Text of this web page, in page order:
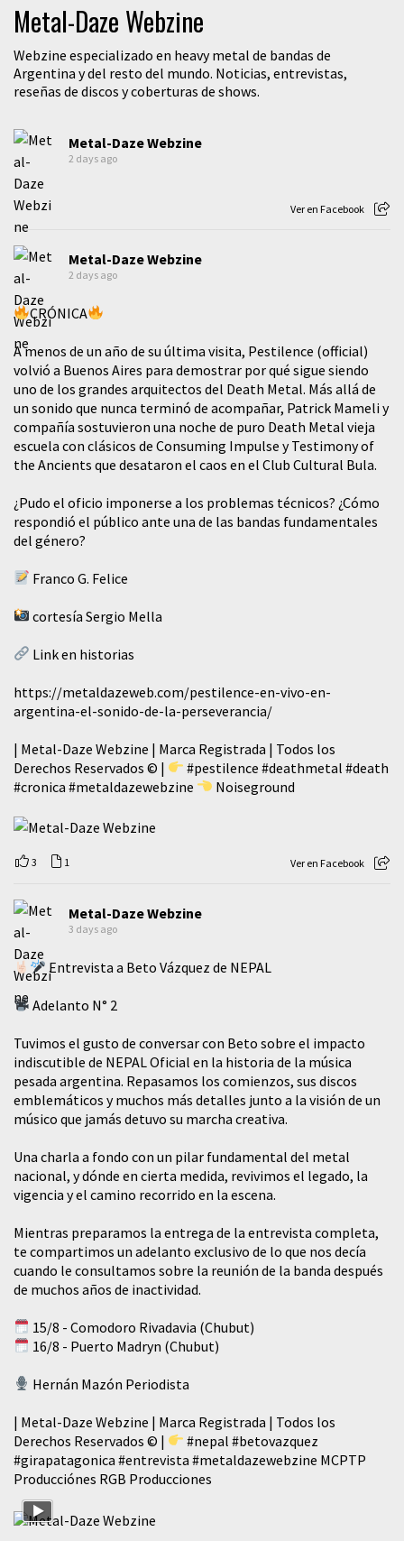
Metal-Daze Webzine
Webzine especializado en heavy metal de bandas de
Argentina y del resto del mundo. Noticias, entrevistas,
reseñas de discos y coberturas de shows.
Metal-Daze Webzine
2 days ago
Ver en Facebook
Metal-Daze Webzine
2 days ago
CRÓNICA
A menos de un año de su última visita, Pestilence (official)
volvió a Buenos Aires para demostrar por qué sigue siendo
uno de los grandes arquitectos del Death Metal. Más allá de
un sonido que nunca terminó de acompañar, Patrick Mameli y
compañía sostuvieron una noche de puro Death Metal vieja
escuela con clásicos de Consuming Impulse y Testimony of
the Ancients que desataron el caos en el Club Cultural Bula.
¿Pudo el oficio imponerse a los problemas técnicos? ¿Cómo
respondió el público ante una de las bandas fundamentales
del género?
Franco G. Felice
cortesía Sergio Mella
Link en historias
https://metaldazeweb.com/pestilence-en-vivo-en-
argentina-el-sonido-de-la-perseverancia/
| Metal-Daze Webzine | Marca Registrada | Todos los
Derechos Reservados © |
#pestilence #deathmetal #death
#cronica #metaldazewebzine Noiseground
3 1 Ver en Facebook
Metal-Daze Webzine
3 days ago
Entrevista a Beto Vázquez de NEPAL
Adelanto N° 2
Tuvimos el gusto de conversar con Beto sobre el impacto
indiscutible de NEPAL Oficial en la historia de la música
pesada argentina. Repasamos los comienzos, sus discos
emblemáticos y muchos más detalles junto a la visión de un
músico que jamás detuvo su marcha creativa.
​Una charla a fondo con un pilar fundamental del metal
nacional, y dónde en cierta medida, revivimos el legado, la
vigencia y el camino recorrido en la escena.
Mientras preparamos la entrega de la entrevista completa,
te compartimos un adelanto exclusivo de lo que nos decía
cuando le consultamos sobre la reunión de la banda después
de muchos años de inactividad.
15/8 - Comodoro Rivadavia (Chubut)
16/8 - Puerto Madryn (Chubut)
Hernán Mazón Periodista
| Metal-Daze Webzine | Marca Registrada | Todos los
Derechos Reservados © |
#nepal #betovazquez
#girapatagonica #entrevista #metaldazewebzine MCPTP
Producciónes RGB Producciones